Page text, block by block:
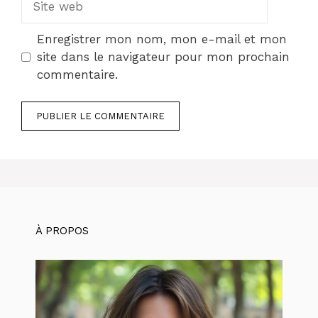
web
Enregistrer mon nom, mon e-mail et mon
site dans le navigateur pour mon prochain
commentaire.
À PROPOS